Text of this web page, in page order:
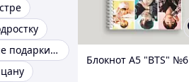
Прикольные подарки друзьям
Блокнот А5 "BTS" №6